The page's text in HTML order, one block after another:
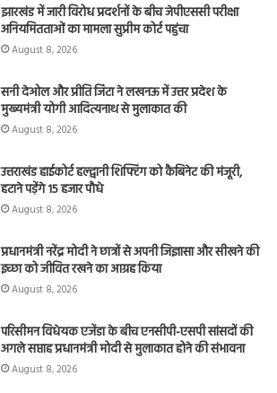
झारखंड में जारी विरोध प्रदर्शनों के बीच जेपीएससी परीक्षा
अनियमितताओं का मामला सुप्रीम कोर्ट पहुंचा
August 8, 2026
सनी देओल और प्रीति जिंटा ने लखनऊ में उत्तर प्रदेश के
मुख्यमंत्री योगी आदित्यनाथ से मुलाकात की
August 8, 2026
उत्तराखंड हाईकोर्ट हल्द्वानी शिफ्टिंग को कैबिनेट की मंजूरी,
हटाने पड़ेंगे 15 हजार पौधे
August 8, 2026
प्रधानमंत्री नरेंद्र मोदी ने छात्रों से अपनी जिज्ञासा और सीखने की
इच्छा को जीवित रखने का आग्रह किया
August 8, 2026
परिसीमन विधेयक एजेंडा के बीच एनसीपी-एसपी सांसदों की
अगले सप्ताह प्रधानमंत्री मोदी से मुलाकात होने की संभावना
August 8, 2026